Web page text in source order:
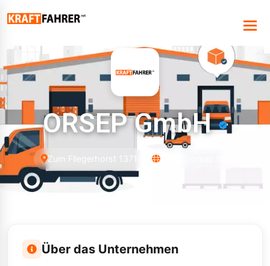
ORSEP GmbH
Zum Fliegerhorst 1371 https://orsep.de/
Über das Unternehmen